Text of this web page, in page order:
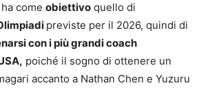
come obiettivo quello di
previste per il 2026, quindi di
con i più grandi coach
poiché il sogno di ottenere un
accanto a Nathan Chen e Yuzuru